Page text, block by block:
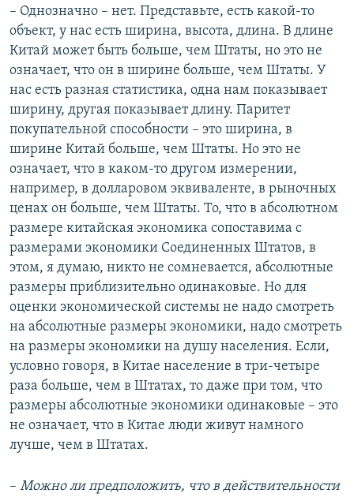
– Однозначно – нет. Представьте, есть какой-то
объект, у нас есть ширина, высота, длина. В длине
Китай может быть больше, чем Штаты, но это не
означает, что он в ширине больше, чем Штаты. У
нас есть разная статистика, одна нам показывает
ширину, другая показывает длину. Паритет
покупательной способности – это ширина, в
ширине Китай больше, чем Штаты. Но это не
означает, что в каком-то другом измерении,
например, в долларовом эквиваленте, в рыночных
ценах он больше, чем Штаты. То, что в абсолютном
размере китайская экономика сопоставима с
размерами экономики Соединенных Штатов, в
этом, я думаю, никто не сомневается, абсолютные
размеры приблизительно одинаковые. Но для
оценки экономической системы не надо смотреть
на абсолютные размеры экономики, надо смотреть
на размеры экономики на душу населения. Если,
условно говоря, в Китае население в три-четыре
раза больше, чем в Штатах, то даже при том, что
размеры абсолютные экономики одинаковые – это
не означает, что в Китае люди живут намного
лучше, чем в Штатах.
– Можно ли предположить, что в действительности